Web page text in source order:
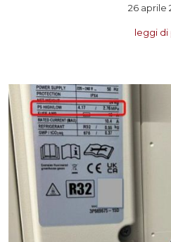
26 aprile
leggi di